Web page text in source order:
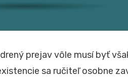
prejav vôle musí byť
sa ručiteľ osobne